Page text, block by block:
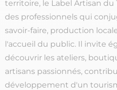
territoire, le Label Artisan
des professionnels qui
savoir-faire, production
l'accueil du public. Il invite
découvrir les ateliers,
artisans passionnés,
développement d'un